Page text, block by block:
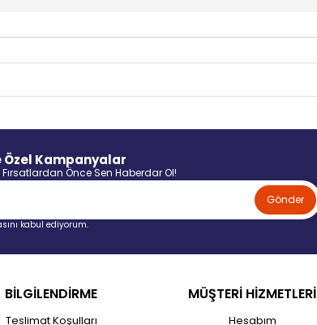
Özel Kampanyalar
Fırsatlardan Önce Sen Haberdar Ol!
Gönder
kabul ediyorum.
BİLGİLENDİRME
Teslimat Koşulları
MÜŞTERİ HİZMETLERİ
Hesabım